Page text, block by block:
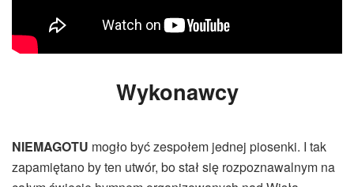
Wykonawcy
NIEMAGOTU mogło być zespołem jednej piosenki. I tak
zapamiętano by ten utwór, bo stał się rozpoznawalnym na